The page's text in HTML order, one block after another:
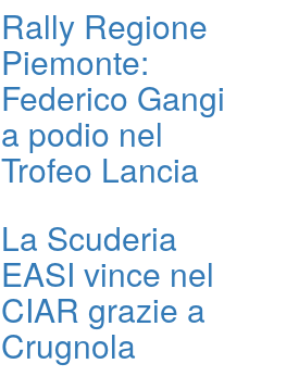
Rally Regione
Piemonte:
Federico Gangi
a podio nel
Trofeo Lancia
La Scuderia
EASI vince nel
CIAR grazie a
Crugnola